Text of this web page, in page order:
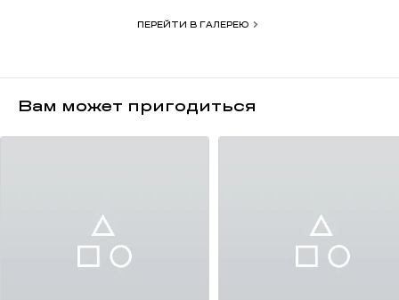
ПЕРЕЙТИ В ГАЛЕРЕЮ
Вам может пригодиться